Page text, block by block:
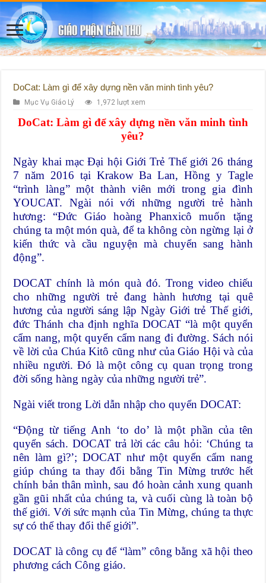
DoCat: Làm gì để xây dựng nền văn minh tình yêu?
Mục Vụ Giáo Lý 1,972 lượt xem
DoCat: Làm gì để xây dựng nền văn minh tình
yêu?
Ngày khai mạc Đại hội Giới Trẻ Thế giới 26 tháng
7 năm 2016 tại Krakow Ba Lan, Hồng y Tagle
“trình làng” một thành viên mới trong gia đình
YOUCAT. Ngài nói với những người trẻ hành
hương: “Đức Giáo hoàng Phanxicô muốn tặng
chúng ta một món quà, để ta không còn ngừng lại ở
kiến thức và cầu nguyện mà chuyển sang hành
động”.
DOCAT chính là món quà đó. Trong video chiếu
cho những người trẻ đang hành hương tại quê
hương của người sáng lập Ngày Giới trẻ Thế giới,
đức Thánh cha định nghĩa DOCAT “là một quyển
cẩm nang, một quyển cẩm nang đi đường. Sách nói
về lời của Chúa Kitô cũng như của Giáo Hội và của
nhiều người. Đó là một công cụ quan trọng trong
đời sống hàng ngày của những người trẻ”.
Ngài viết trong Lời dẫn nhập cho quyển DOCAT:
“Động từ tiếng Anh ‘to do’ là một phần của tên
quyển sách. DOCAT trả lời các câu hỏi: ‘Chúng ta
nên làm gì?’; DOCAT như một quyển cẩm nang
giúp chúng ta thay đổi bằng Tin Mừng trước hết
chính bản thân mình, sau đó hoàn cảnh xung quanh
gần gũi nhất của chúng ta, và cuối cùng là toàn bộ
thế giới. Với sức mạnh của Tin Mừng, chúng ta thực
sự có thể thay đổi thế giới”.
DOCAT là công cụ để “làm” công bằng xã hội theo
phương cách Công giáo.